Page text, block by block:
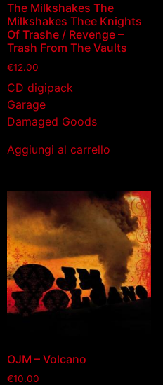
The Milkshakes The
Milkshakes Thee Knights
Of Trashe / Revenge –
Trash From The Vaults
€12.00
CD digipack
Garage
Damaged Goods
Aggiungi al carrello
OJM – Volcano
€10.00